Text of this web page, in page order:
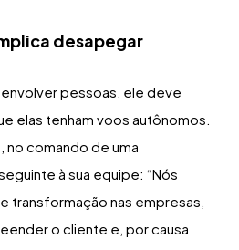
desapegar
pessoas, ele deve
elas tenham voos autônomos.
no comando de uma
à sua equipe: “Nós
transformação nas empresas,
o cliente e, por causa